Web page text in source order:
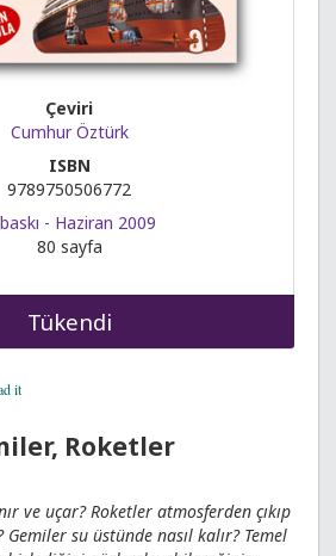
Çeviri
Cumhur Öztürk
ISBN
9789750506772
- Haziran 2009
80 sayfa
Tükendi
Roketler
ve uçar? Roketler atmosferden çıkıp
Gemiler su üstünde nasıl kalır? Temel